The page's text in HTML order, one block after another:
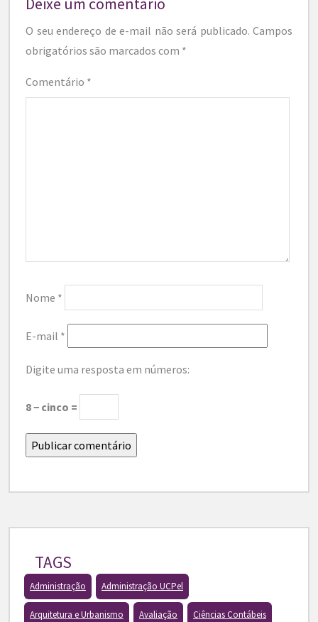
O seu endereço de e-mail não será publicado. Campos
obrigatórios são marcados com *
Comentário *
Nome *
E-mail *
Digite uma resposta em números:
8 − cinco =
TAGS
Administração Administração UCPel
Arquitetura e Urbanismo Avaliação Ciências Contábeis